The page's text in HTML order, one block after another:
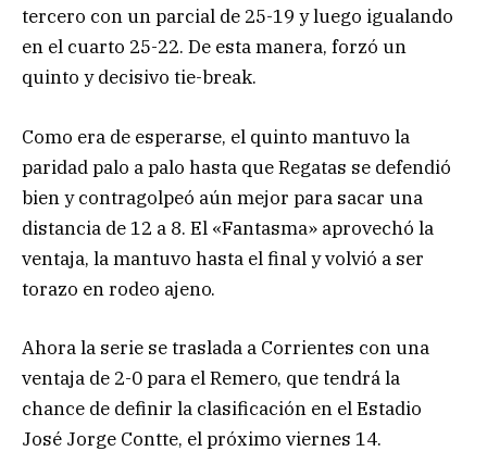
tercero con un parcial de 25-19 y luego igualando
en el cuarto 25-22. De esta manera, forzó un
quinto y decisivo tie-break.
Como era de esperarse, el quinto mantuvo la
paridad palo a palo hasta que Regatas se defendió
bien y contragolpeó aún mejor para sacar una
distancia de 12 a 8. El «Fantasma» aprovechó la
ventaja, la mantuvo hasta el final y volvió a ser
torazo en rodeo ajeno.
Ahora la serie se traslada a Corrientes con una
ventaja de 2-0 para el Remero, que tendrá la
chance de definir la clasificación en el Estadio
José Jorge Contte, el próximo viernes 14.